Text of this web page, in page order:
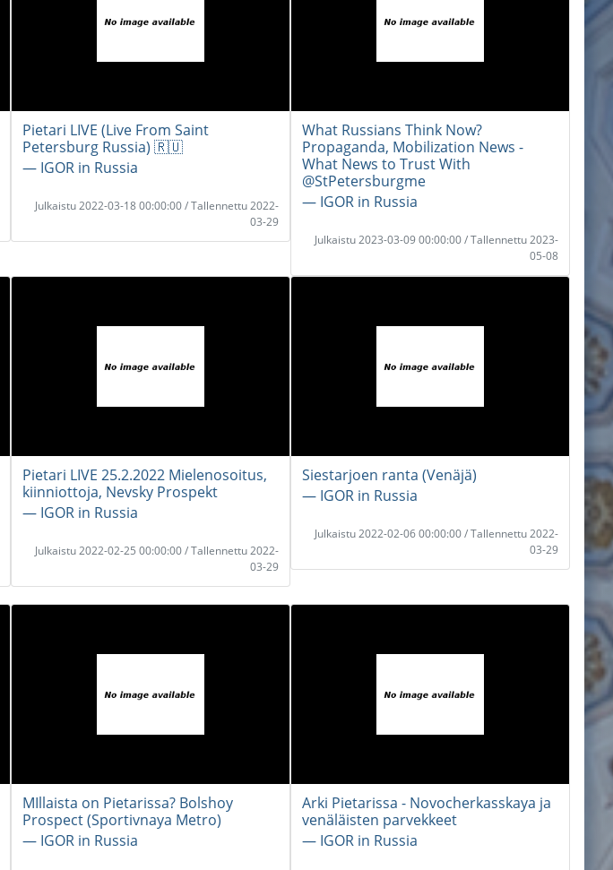
Pietari LIVE (Live From Saint
Petersburg Russia) 🇷🇺
― IGOR in Russia
Julkaistu 2022-03-18 00:00:00 / Tallennettu 2022-
03-29
What Russians Think Now?
Propaganda, Mobilization News -
What News to Trust With
@StPetersburgme
― IGOR in Russia
Julkaistu 2023-03-09 00:00:00 / Tallennettu 2023-
05-08
Pietari LIVE 25.2.2022 Mielenosoitus,
kiinniottoja, Nevsky Prospekt
― IGOR in Russia
Julkaistu 2022-02-25 00:00:00 / Tallennettu 2022-
03-29
Siestarjoen ranta (Venäjä)
― IGOR in Russia
Julkaistu 2022-02-06 00:00:00 / Tallennettu 2022-
03-29
MIllaista on Pietarissa? Bolshoy
Prospect (Sportivnaya Metro)
― IGOR in Russia
Arki Pietarissa - Novocherkasskaya ja
venäläisten parvekkeet
― IGOR in Russia